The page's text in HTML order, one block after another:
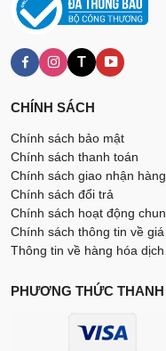
T
CHÍNH SÁCH
Chính sách bảo mật
Chính sách thanh toán
Chính sách giao nhận hàng
Chính sách đổi trả
Chính sách hoạt động
Chính sách thông tin về giá
Thông tin về hàng hóa dịch
PHƯƠNG THỨC